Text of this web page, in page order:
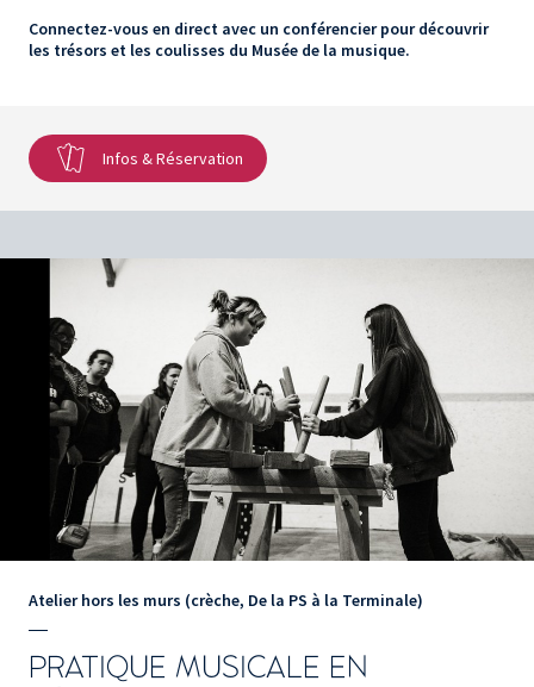
Connectez-vous en direct avec un conférencier pour découvrir
les trésors et les coulisses du Musée de la musique.
Infos & Réservation
Atelier hors les murs (crèche, De la PS à la Terminale)
PRATIQUE MUSICALE EN